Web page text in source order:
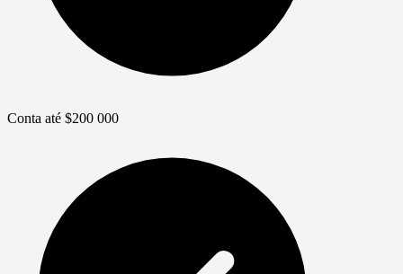
Conta até $200 000